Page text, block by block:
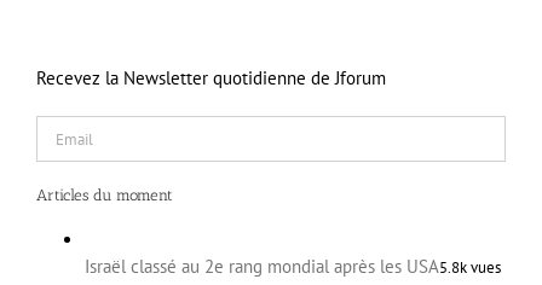
Recevez la Newsletter quotidienne de Jforum
Articles du moment
Israël classé au 2e rang mondial après les USA5.8k vues